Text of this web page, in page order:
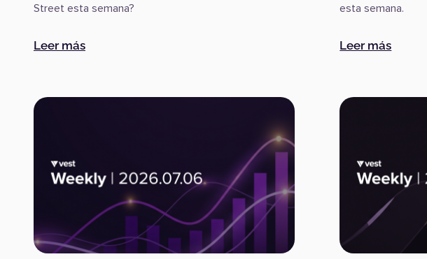
Street esta semana?
Leer más: Los inversionistas evalúan el crecimiento corporativo
esta semana.
Leer más: El